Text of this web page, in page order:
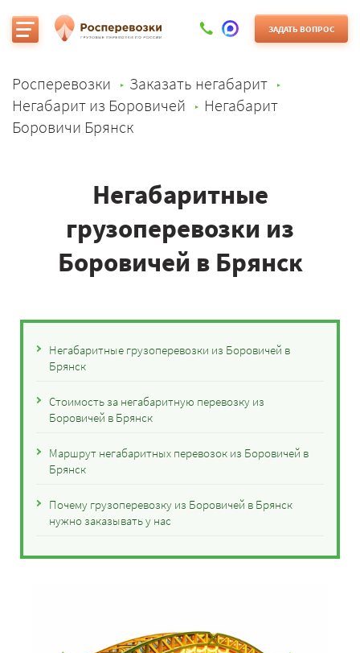
ЗАДАТЬ ВОПРОС
Росперевозки
Заказать негабарит
Негабарит из Боровичей
Негабарит
Боровичи Брянск
Негабаритные
грузоперевозки из
Боровичей в Брянск
Негабаритные грузоперевозки из Боровичей в
Брянск
Стоимость за негабаритную перевозку из
Боровичей в Брянск
Маршрут негабаритных перевозок из Боровичей в
Брянск
Почему грузоперевозку из Боровичей в Брянск
нужно заказывать у нас